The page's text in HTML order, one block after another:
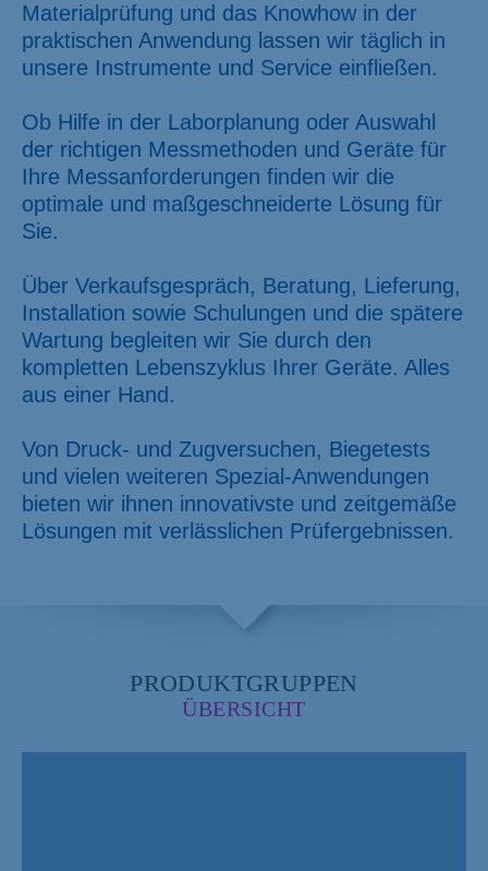
Materialprüfung und das Knowhow in der
praktischen Anwendung lassen wir täglich in
unsere Instrumente und Service einfließen.
Ob Hilfe in der Laborplanung oder Auswahl
der richtigen Messmethoden und Geräte für
Ihre Messanforderungen finden wir die
optimale und maßgeschneiderte Lösung für
Sie.
Über Verkaufsgespräch, Beratung, Lieferung,
Installation sowie Schulungen und die spätere
Wartung begleiten wir Sie durch den
kompletten Lebenszyklus Ihrer Geräte. Alles
aus einer Hand.
Von Druck- und Zugversuchen, Biegetests
und vielen weiteren Spezial-Anwendungen
bieten wir ihnen innovativste und zeitgemäße
Lösungen mit verlässlichen Prüfergebnissen.
PRODUKTGRUPPEN
ÜBERSICHT